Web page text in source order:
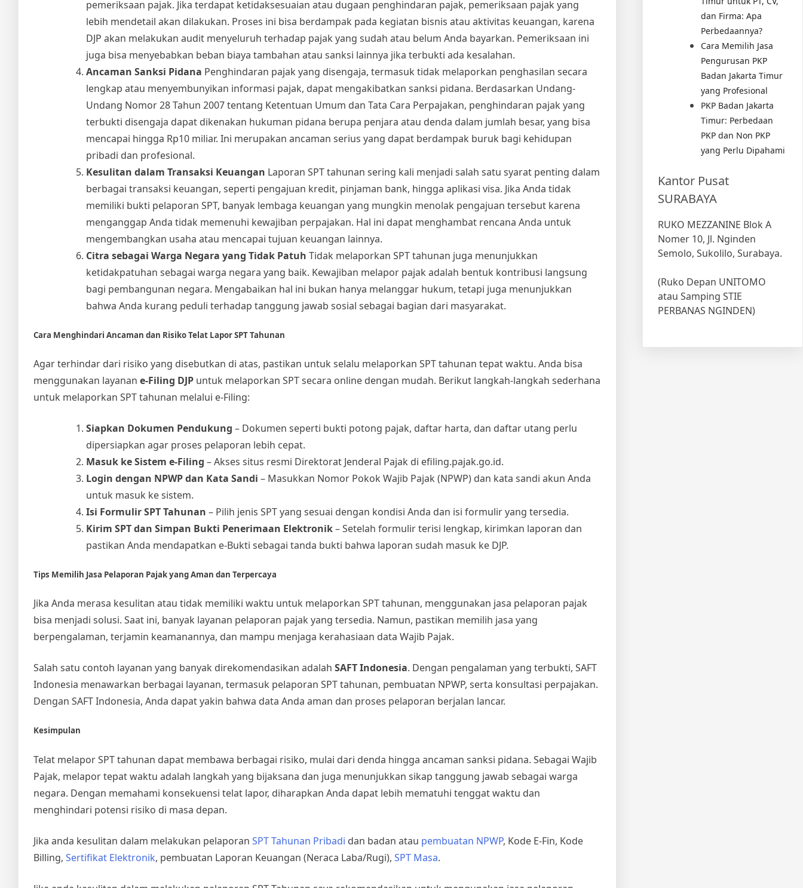
pemeriksaan pajak. Jika terdapat ketidaksesuaian atau dugaan penghindaran pajak, pemeriksaan pajak yang
lebih mendetail akan dilakukan. Proses ini bisa berdampak pada kegiatan bisnis atau aktivitas keuangan, karena
DJP akan melakukan audit menyeluruh terhadap pajak yang sudah atau belum Anda bayarkan. Pemeriksaan ini
juga bisa menyebabkan beban biaya tambahan atau sanksi lainnya jika terbukti ada kesalahan.
Ancaman Sanksi Pidana Penghindaran pajak yang disengaja, termasuk tidak melaporkan penghasilan secara
lengkap atau menyembunyikan informasi pajak, dapat mengakibatkan sanksi pidana. Berdasarkan Undang-
Undang Nomor 28 Tahun 2007 tentang Ketentuan Umum dan Tata Cara Perpajakan, penghindaran pajak yang
terbukti disengaja dapat dikenakan hukuman pidana berupa penjara atau denda dalam jumlah besar, yang bisa
mencapai hingga Rp10 miliar. Ini merupakan ancaman serius yang dapat berdampak buruk bagi kehidupan
pribadi dan profesional.
Kesulitan dalam Transaksi Keuangan Laporan SPT tahunan sering kali menjadi salah satu syarat penting dalam
berbagai transaksi keuangan, seperti pengajuan kredit, pinjaman bank, hingga aplikasi visa. Jika Anda tidak
memiliki bukti pelaporan SPT, banyak lembaga keuangan yang mungkin menolak pengajuan tersebut karena
menganggap Anda tidak memenuhi kewajiban perpajakan. Hal ini dapat menghambat rencana Anda untuk
mengembangkan usaha atau mencapai tujuan keuangan lainnya.
Citra sebagai Warga Negara yang Tidak Patuh Tidak melaporkan SPT tahunan juga menunjukkan
ketidakpatuhan sebagai warga negara yang baik. Kewajiban melapor pajak adalah bentuk kontribusi langsung
bagi pembangunan negara. Mengabaikan hal ini bukan hanya melanggar hukum, tetapi juga menunjukkan
bahwa Anda kurang peduli terhadap tanggung jawab sosial sebagai bagian dari masyarakat.
Cara Menghindari Ancaman dan Risiko Telat Lapor SPT Tahunan
Agar terhindar dari risiko yang disebutkan di atas, pastikan untuk selalu melaporkan SPT tahunan tepat waktu. Anda bisa
menggunakan layanan e-Filing DJP untuk melaporkan SPT secara online dengan mudah. Berikut langkah-langkah sederhana
untuk melaporkan SPT tahunan melalui e-Filing:
Siapkan Dokumen Pendukung – Dokumen seperti bukti potong pajak, daftar harta, dan daftar utang perlu
dipersiapkan agar proses pelaporan lebih cepat.
Masuk ke Sistem e-Filing – Akses situs resmi Direktorat Jenderal Pajak di efiling.pajak.go.id.
Login dengan NPWP dan Kata Sandi – Masukkan Nomor Pokok Wajib Pajak (NPWP) dan kata sandi akun Anda
untuk masuk ke sistem.
Isi Formulir SPT Tahunan – Pilih jenis SPT yang sesuai dengan kondisi Anda dan isi formulir yang tersedia.
Kirim SPT dan Simpan Bukti Penerimaan Elektronik– Setelah formulir terisi lengkap, kirimkan laporan dan
pastikan Anda mendapatkan e-Bukti sebagai tanda bukti bahwa laporan sudah masuk ke DJP.
Tips Memilih Jasa Pelaporan Pajak yang Aman dan Terpercaya
Jika Anda merasa kesulitan atau tidak memiliki waktu untuk melaporkan SPT tahunan, menggunakan jasa pelaporan pajak
bisa menjadi solusi. Saat ini, banyak layanan pelaporan pajak yang tersedia. Namun, pastikan memilih jasa yang
berpengalaman, terjamin keamanannya, dan mampu menjaga kerahasiaan data Wajib Pajak.
Salah satu contoh layanan yang banyak direkomendasikan adalah SAFT Indonesia. Dengan pengalaman yang terbukti, SAFT
Indonesia menawarkan berbagai layanan, termasuk pelaporan SPT tahunan, pembuatan NPWP, serta konsultasi perpajakan.
Dengan SAFT Indonesia, Anda dapat yakin bahwa data Anda aman dan proses pelaporan berjalan lancar.
Kesimpulan
Telat melapor SPT tahunan dapat membawa berbagai risiko, mulai dari denda hingga ancaman sanksi pidana. Sebagai Wajib
Pajak, melapor tepat waktu adalah langkah yang bijaksana dan juga menunjukkan sikap tanggung jawab sebagai warga
negara. Dengan memahami konsekuensi telat lapor, diharapkan Anda dapat lebih mematuhi tenggat waktu dan
menghindari potensi risiko di masa depan.
Jika anda kesulitan dalam melakukan pelaporan SPT Tahunan Pribadi dan badan atau pembuatan NPWP, Kode E-Fin, Kode
Billing, Sertifikat Elektronik, pembuatan Laporan Keuangan (Neraca Laba/Rugi), SPT Masa.
dan Firma: Apa
Perbedaannya?
Cara Memilih Jasa
Pengurusan PKP
Badan Jakarta Timur
yang Profesional
PKP Badan Jakarta
Timur: Perbedaan
PKP dan Non PKP
yang Perlu Dipahami
Kantor Pusat
SURABAYA
RUKO MEZZANINE Blok A
Nomer 10, Jl. Nginden
Semolo, Sukolilo, Surabaya.
(Ruko Depan UNITOMO
atau Samping STIE
PERBANAS NGINDEN)